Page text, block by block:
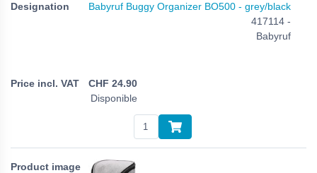
Babyruf Buggy Organizer BO500 - grey/black
417114 -
Babyruf
CHF 24.90
Disponible